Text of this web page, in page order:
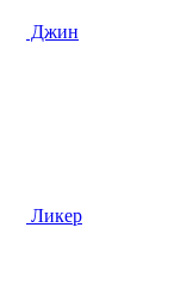
Джин
Ликер